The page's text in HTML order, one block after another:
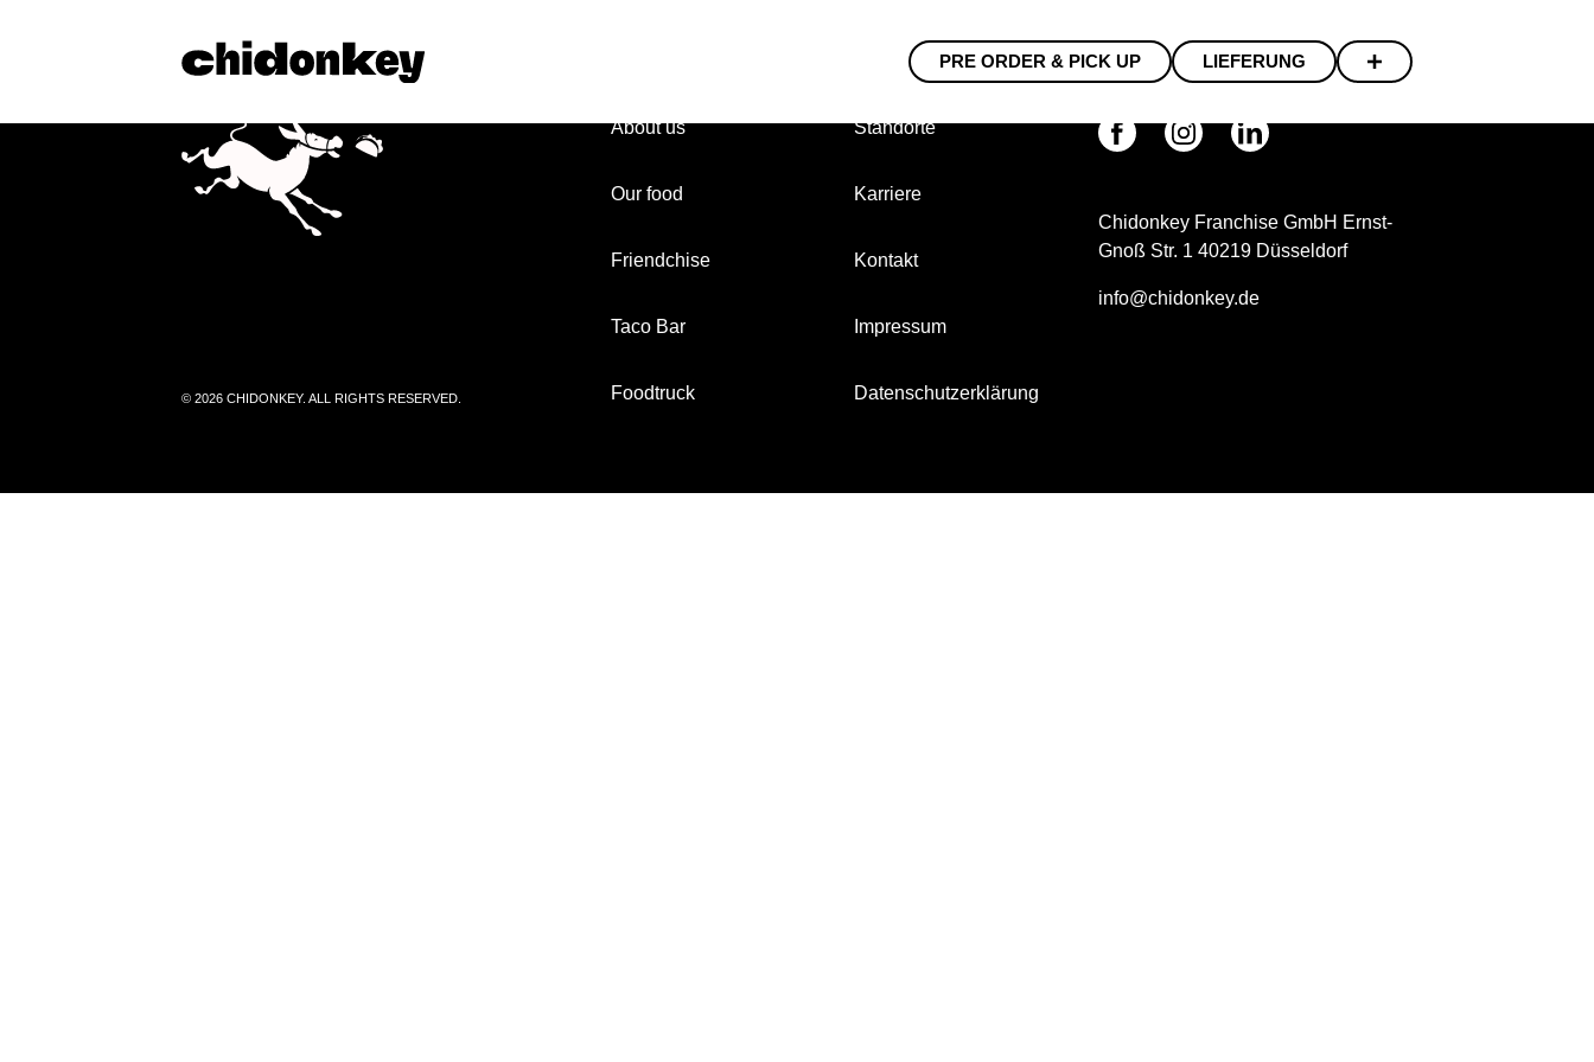
PRE ORDER & PICK UP LIEFERUNG
About us
Our food
Friendchise
Taco Bar
Foodtruck
Standorte
Karriere
Kontakt
Impressum
Datenschutzerklärung
Chidonkey Franchise GmbH Ernst-
Gnoß Str. 1 40219 Düsseldorf
info@chidonkey.de
© 2026 CHIDONKEY. ALL RIGHTS RESERVED.